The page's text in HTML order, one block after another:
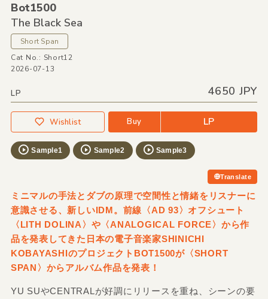
Bot1500
The Black Sea
Short Span
Cat No.: Short12
2026-07-13
LP 4650 JPY
Wishlist Buy LP
Sample1 Sample2 Sample3
Translate
ミニマルの手法とダブの原理で空間性と情緒をリスナーに
意識させる、新しいIDM。前線〈AD 93〉オフシュート
〈LITH DOLINA〉や〈ANALOGICAL FORCE〉から作
品を発表してきた日本の電子音楽家SHINICHI
KOBAYASHIのプロジェクトBOT1500が〈SHORT
SPAN〉からアルバム作品を発表！
YU SUやCENTRALが好調にリリースを重ね、シーンの要